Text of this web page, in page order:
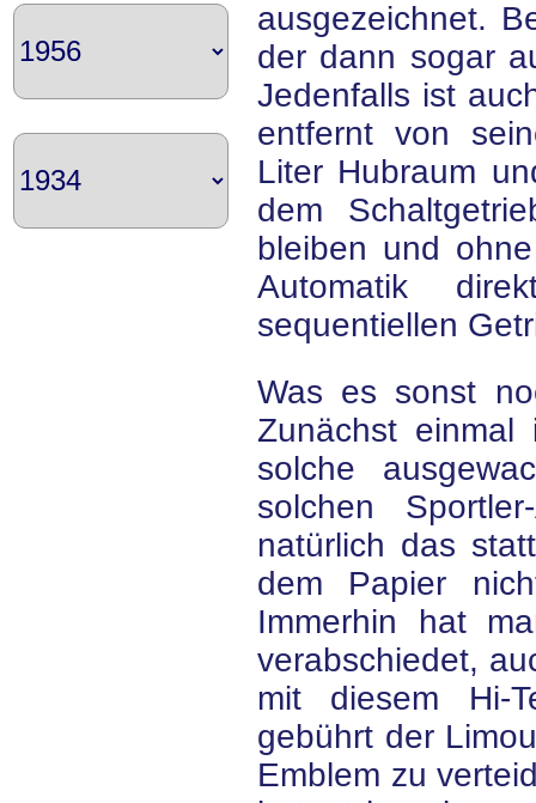
ausgezeichnet.
der dann sogar
Jedenfalls ist
entfernt von
Liter Hubraum
dem
bleiben und
Automatik
sequentiellen
Was es sonst
Zunächst
solche
solchen
natürlich das
dem Papier
Immerhin hat
verabschiedet,
mit diesem Hi-
gebührt der
Emblem zu